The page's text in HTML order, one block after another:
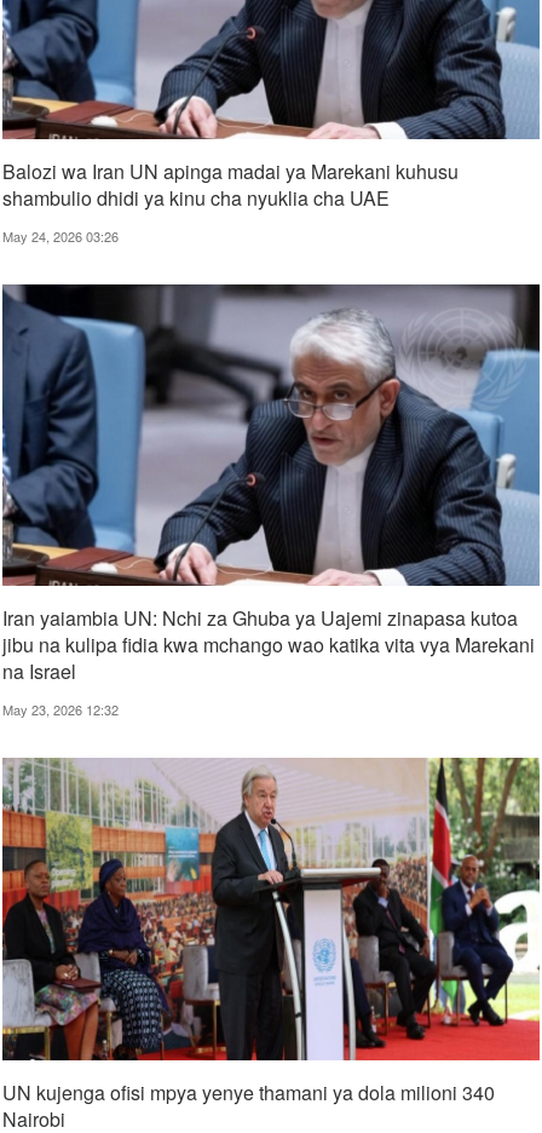
Balozi wa Iran UN apinga madai ya Marekani kuhusu
shambulio dhidi ya kinu cha nyuklia cha UAE
May 24, 2026 03:26
Iran yaiambia UN: Nchi za Ghuba ya Uajemi zinapasa kutoa
jibu na kulipa fidia kwa mchango wao katika vita vya Marekani
na Israel
May 23, 2026 12:32
UN kujenga ofisi mpya yenye thamani ya dola milioni 340
Nairobi